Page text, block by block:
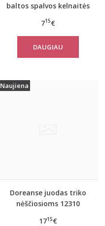
baltos spalvos kelnaitės
715€
DAUGIAU
Naujiena
Doreanse juodas triko
nėščiosioms 12310
1715€